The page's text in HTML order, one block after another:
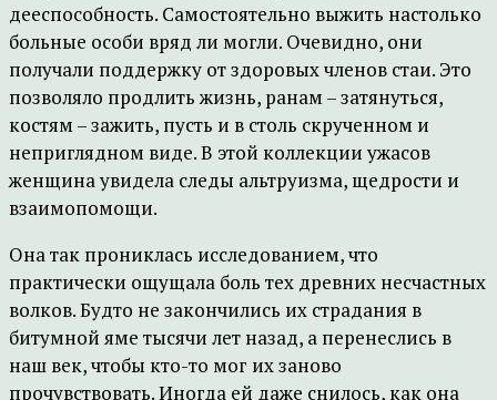
дееспособность. Самостоятельно выжить настолько
больные особи вряд ли могли. Очевидно, они
получали поддержку от здоровых членов стаи. Это
позволяло продлить жизнь, ранам – затянуться,
костям – зажить, пусть и в столь скрученном и
неприглядном виде. В этой коллекции ужасов
женщина увидела следы альтруизма, щедрости и
взаимопомощи.
Она так прониклась исследованием, что
практически ощущала боль тех древних несчастных
волков. Будто не закончились их страдания в
битумной яме тысячи лет назад, а перенеслись в
наш век, чтобы кто-то мог их заново
прочувствовать. Иногда ей даже снилось, как она